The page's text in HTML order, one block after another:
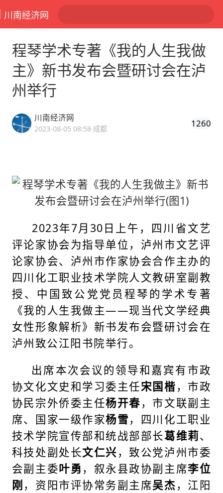
川南经济网
程琴学术专著《我的人生我做
主》新书发布会暨研讨会在泸
州举行
川南经济网
2023-08-05 08:58·成都 1260
2023年7月30日上午，四川省文艺
评论家协会为指导单位，泸州市文艺评
论家协会、泸州市作家协会合作主办的
四川化工职业技术学院人文教研室副教
授、中国致公党党员程琴的学术专著
《我的人生我做主——现当代文学经典
女性形象解析》新书发布会暨研讨会在
泸州致公江阳书院举行。
出席本次会议的领导和嘉宾有市政
协文化文史和学习委主任宋国楷，市政
协民宗外侨委主任杨开春，市文联副主
席、国家一级作家杨雪，四川化工职业
技术学院宣传部和统战部部长葛维莉、
科技处副处长文仁兴，致公党泸州市委
会副主委叶勇 ，叙永县政协副主席李位
刚 ，资阳市评协常务副主席吴杰，江阳